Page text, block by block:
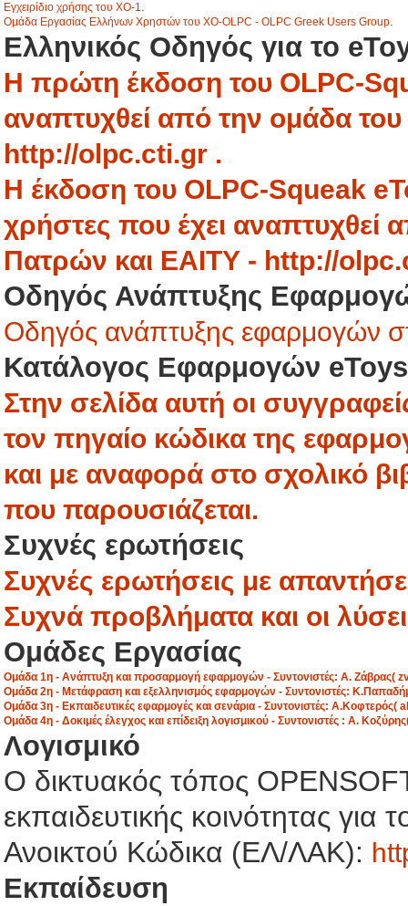
Εγχειρίδιο χρήσης του ΧΟ-1.
Ομάδα Εργασίας Ελλήνων Χρηστών του XO-OLPC - OLPC Greek Users Group.
Ελληνικός Οδηγός για το
Η πρώτη έκδοση του OLPC-
αναπτυχθεί από την ομάδα
http://olpc.cti.gr .
Η έκδοση του OLPC-Squeak
χρήστες που έχει αναπτυχθεί
Πατρών και ΕΑΙΤΥ - http://
Οδηγός Ανάπτυξης
Οδηγός ανάπτυξης εφαρμογών
Κατάλογος Εφαρμογών eToys
Στην σελίδα αυτή οι
τον πηγαίο κώδικα της
και με αναφορά στο σχολικό
που παρουσιάζεται.
Συχνές ερωτήσεις
Συχνές ερωτήσεις με
Συχνά προβλήματα και οι
Ομάδες Εργασίας
Ομάδα 1η - Ανάπτυξη και προσαρμογή εφαρμογών - Συντονιστές: Α.
Ομάδα 2η - Μετάφραση και εξελληνισμός εφαρμογών - Συντονιστές:
Ομάδα 3η - Εκπαιδευτικές εφαρμογές και σενάρια - Συντονιστές:
Ομάδα 4η - Δοκιμές έλεγχος και επίδειξη λογισμικού - Συντονιστές : Α.
Λογισμικό
Ο δικτυακός τόπος
εκπαιδευτικής κοινότητας για
Ανοικτού Κώδικα (ΕΛ/ΛΑΚ):
Εκπαίδευση